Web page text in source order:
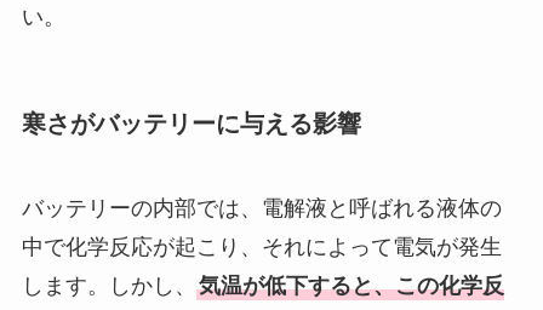
い。
寒さがバッテリーに与える影響
バッテリーの内部では、電解液と呼ばれる液体の
中で化学反応が起こり、それによって電気が発生
します。しかし、 気温が低下すると、この化学反